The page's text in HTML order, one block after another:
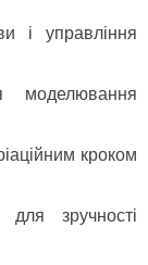
і управління
моделювання
кроком
зручності